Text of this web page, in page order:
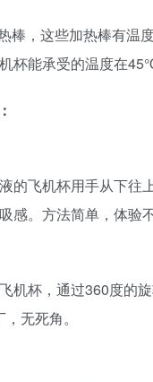
棒，这些加热棒有温
杯能承受的温度在
的飞机杯用手从下
感。方法简单，体验不
机杯，通过360度的
无死角。